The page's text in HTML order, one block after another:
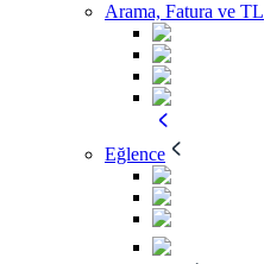
Arama, Fatura ve TL
Eğlence